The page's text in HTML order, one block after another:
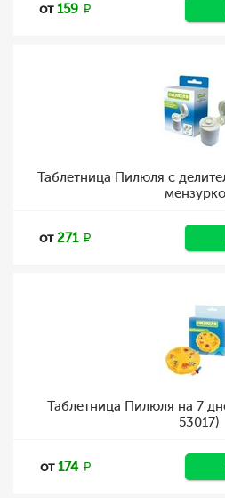
от159
Таблетница Пилюля с
от271
Таблетница Пилюля на 7
53017)
от174